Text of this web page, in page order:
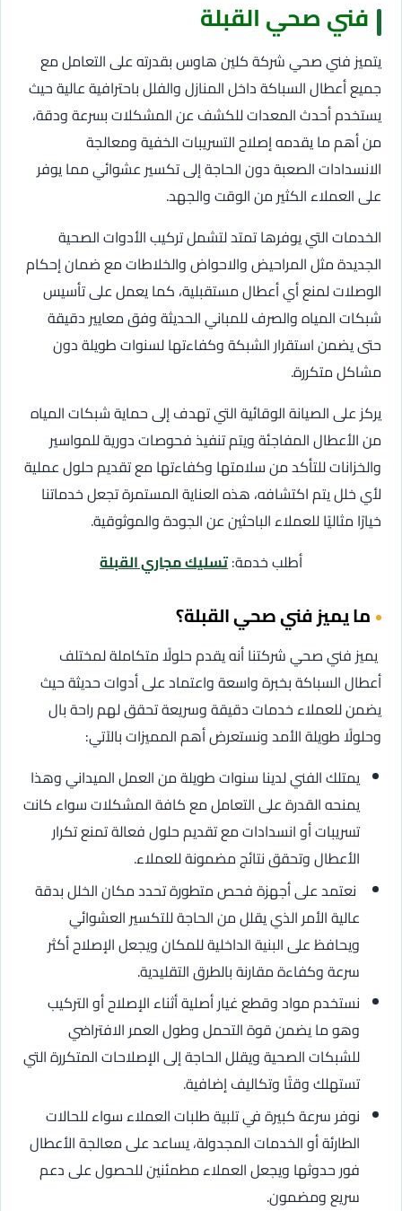
فني صحي القبلة
يتميز فني صحي شركة كلين هاوس بقدرته على التعامل مع
جميع أعطال السباكة داخل المنازل والفلل باحترافية عالية حيث
يستخدم أحدث المعدات للكشف عن المشكلات بسرعة ودقة،
من أهم ما يقدمه إصلاح التسريبات الخفية ومعالجة
الانسدادات الصعبة دون الحاجة إلى تكسير عشوائي مما يوفر
على العملاء الكثير من الوقت والجهد.
الخدمات التي يوفرها تمتد لتشمل تركيب الأدوات الصحية
الجديدة مثل المراحيض والاحواض والخلاطات مع ضمان إحكام
الوصلات لمنع أي أعطال مستقبلية، كما يعمل على تأسيس
شبكات المياه والصرف للمباني الحديثة وفق معايير دقيقة
حتى يضمن استقرار الشبكة وكفاءتها لسنوات طويلة دون
مشاكل متكررة.
يركز على الصيانة الوقائية التي تهدف إلى حماية شبكات المياه
من الأعطال المفاجئة ويتم تنفيذ فحوصات دورية للمواسير
والخزانات للتأكد من سلامتها وكفاءتها مع تقديم حلول عملية
لأي خلل يتم اكتشافه، هذه العناية المستمرة تجعل خدماتنا
خيارًا مثاليًا للعملاء الباحثين عن الجودة والموثوقية.
أطلب خدمة:تسليك مجاري القبلة
ما يميز فني صحي القبلة؟
يميز فني صحي شركتنا أنه يقدم حلولًا متكاملة لمختلف
أعطال السباكة بخبرة واسعة واعتماد على أدوات حديثة حيث
يضمن للعملاء خدمات دقيقة وسريعة تحقق لهم راحة بال
وحلولًا طويلة الأمد ونستعرض أهم المميزات بالآتي:
يمتلك الفني لدينا سنوات طويلة من العمل الميداني وهذا
يمنحه القدرة على التعامل مع كافة المشكلات سواء كانت
تسريبات أو انسدادات مع تقديم حلول فعالة تمنع تكرار
الأعطال وتحقق نتائج مضمونة للعملاء.
نعتمد على أجهزة فحص متطورة تحدد مكان الخلل بدقة
عالية الأمر الذي يقلل من الحاجة للتكسير العشوائي
ويحافظ على البنية الداخلية للمكان ويجعل الإصلاح أكثر
سرعة وكفاءة مقارنة بالطرق التقليدية.
نستخدم مواد وقطع غيار أصلية أثناء الإصلاح أو التركيب
وهو ما يضمن قوة التحمل وطول العمر الافتراضي
للشبكات الصحية ويقلل الحاجة إلى الإصلاحات المتكررة التي
تستهلك وقتًا وتكاليف إضافية.
نوفر سرعة كبيرة في تلبية طلبات العملاء سواء للحالات
الطارئة أو الخدمات المجدولة، يساعد على معالجة الأعطال
فور حدوثها ويجعل العملاء مطمئنين للحصول على دعم
سريع ومضمون.